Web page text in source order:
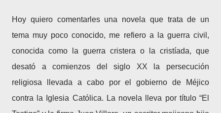
Hoy quiero comentarles una novela que trata de un
tema muy poco conocido, me refiero a la guerra civil,
conocida como la guerra cristera o la cristíada, que
desató a comienzos del siglo XX la persecución
religiosa llevada a cabo por el gobierno de Méjico
contra la Iglesia Católica. La novela lleva por título “El